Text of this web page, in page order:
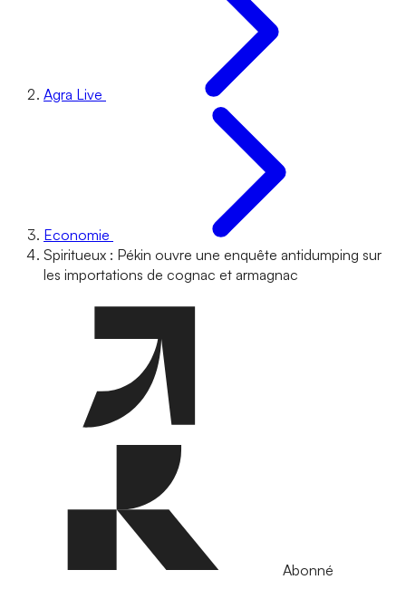
Agra Live
Economie
Spiritueux : Pékin ouvre une enquête antidumping sur
les importations de cognac et armagnac
Abonné